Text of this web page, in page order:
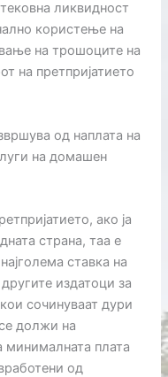
ликвидност
користење на
на трошоците на
на претпријатието
од наплата на
на домашен
ако ја
страна, таа е
ставка на
издатоци за
сочинуваат дури
должи на
минималната плата
од